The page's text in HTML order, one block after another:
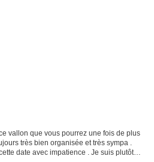
vallon que vous pourrez une fois de plus
très bien organisée et très sympa .
date avec impatience . Je suis plutôt